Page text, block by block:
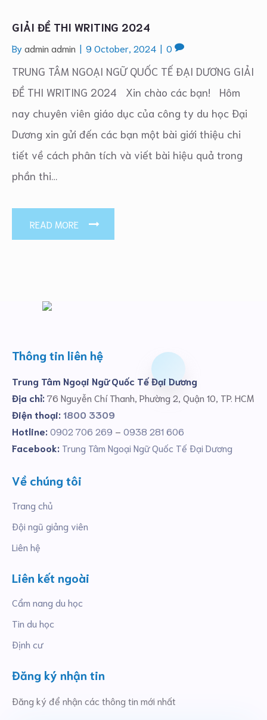
GIẢI ĐỀ THI WRITING 2024
Byadmin admin | 9 October, 2024 | 0
TRUNG TÂM NGOẠI NGỮ QUỐC TẾ ĐẠI DƯƠNG GIẢI
ĐỀ THI WRITING 2024 Xin chào các bạn! Hôm
nay chuyên viên giáo dục của công ty du học Đại
Dương xin gửi đến các bạn một bài giới thiệu chi
tiết về cách phân tích và viết bài hiệu quả trong
phần thi…
READ MORE
Thông tin liên hệ
Trung Tâm Ngoại Ngữ Quốc Tế Đại Dương
Địa chỉ: 76 Nguyễn Chí Thanh, Phường 2, Quận 10, TP. HCM
Điện thoại: 1800 3309
Hotline: 0902 706 269 – 0938 281 606
Facebook: Trung Tâm Ngoại Ngữ Quốc Tế Đại Dương
Về chúng tôi
Trang chủ
Đội ngũ giảng viên
Liên hệ
Liên kết ngoài
Cẩm nang du học
Tin du học
Định cư
Đăng ký nhận tin
Đăng ký để nhận các thông tin mới nhất